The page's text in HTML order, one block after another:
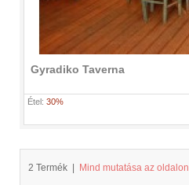
Gyradiko Taverna
Étel: 30%
2 Termék Mind mutatása az oldalon